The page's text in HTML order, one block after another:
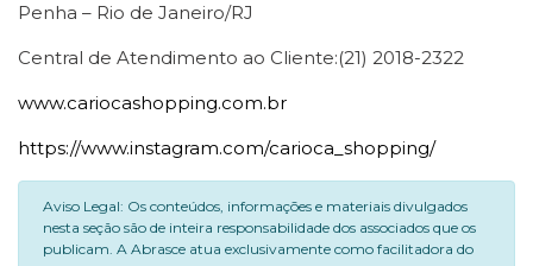
Penha – Rio de Janeiro/RJ
Central de Atendimento ao Cliente:(21) 2018-2322
www.cariocashopping.com.br
https://www.instagram.com/carioca_shopping/
Aviso Legal: Os conteúdos, informações e materiais divulgados
nesta seção são de inteira responsabilidade dos associados que os
publicam. A Abrasce atua exclusivamente como facilitadora do